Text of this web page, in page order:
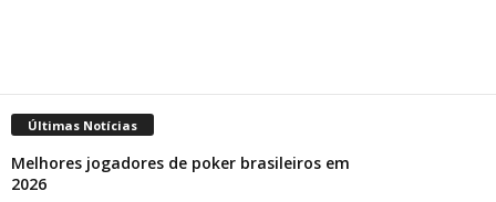
Últimas Notícias
Melhores jogadores de poker brasileiros em
2026